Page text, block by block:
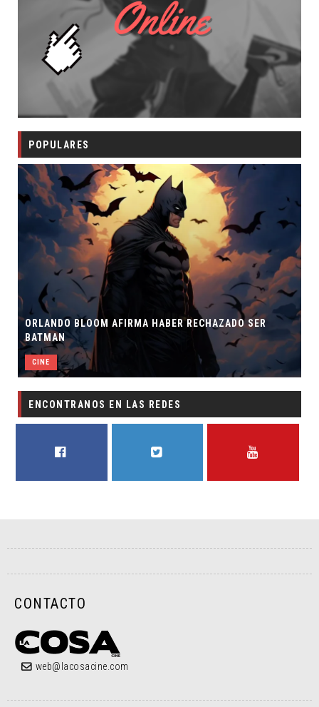
POPULARES
ORLANDO BLOOM AFIRMA HABER RECHAZADO SER
BATMAN
CINE
ENCONTRANOS EN LAS REDES
CONTACTO
web@lacosacine.com